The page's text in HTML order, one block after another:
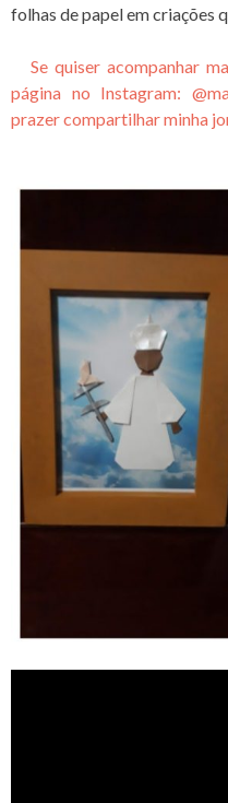
folhas de papel em criações
Se quiser acompanhar
página no Instagram:
prazer compartilhar minha